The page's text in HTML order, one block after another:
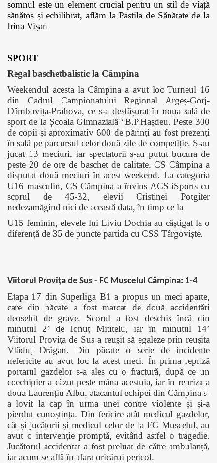
somnul este un element crucial pentru un stil de viață
sănătos și echilibrat, aflăm la Pastila de Sănătate de la
Irina Vișan
SPORT
Regal baschetbalistic la Câmpina
Weekendul acesta la Câmpina a avut loc Turneul 16
din Cadrul Campionatului Regional Argeș-Gorj-
Dâmbovița-Prahova, ce s-a desfășurat în noua sală de
sport de la Școala Gimnazială “B.P.Hașdeu. Peste 300
de copii și aproximativ 600 de părinți au fost prezenți
în sală pe parcursul celor două zile de competiție. S-au
jucat 13 meciuri, iar spectatorii s-au putut bucura de
peste 20 de ore de baschet de calitate. CS Câmpina a
disputat două meciuri în acest weekend. La categoria
U16 masculin, CS Câmpina a învins ACS iSports cu
scorul de 45-32, elevii Cristinei Potgiter
nedezamăgind nici de această data, în timp ce la
U15 feminin, elevele lui Liviu Dochia au câștigat la o
diferență de 35 de puncte partida cu CSS Târgoviște.
Viitorul Provița de Sus - FC Muscelul Câmpina: 1-4
Etapa 17 din Superliga B1 a propus un meci aparte,
care din păcate a fost marcat de două accidentări
deosebit de grave. Scorul a fost deschis încă din
minutul 2’ de Ionuț Mititelu, iar în minutul 14’
Viitorul Provița de Sus a reușit să egaleze prin reușita
Vlăduț Drăgan. Din păcate o serie de incidente
nefericite au avut loc la acest meci. În prima repriză
portarul gazdelor s-a ales cu o fractură, după ce un
coechipier a căzut peste mâna acestuia, iar în repriza a
doua Laurențiu Albu, atacantul echipei din Câmpina s-
a lovit la cap în urma unei contre violente și și-a
pierdut cunoștința. Din fericire atât medicul gazdelor,
cât și jucătorii și medicul celor de la FC Muscelul, au
avut o intervenție promptă, evitând astfel o tragedie.
Jucătorul accidentat a fost preluat de către ambulanță,
iar acum se află în afara oricărui pericol.